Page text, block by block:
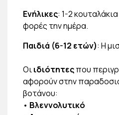
Ενήλικες: 1-2
φορές την ημέρα.
Παιδιά (6-12 ετών): Η
Οιιδιότητεςπου
αφορούν στην
βοτάνου:
• Βλεννολυτικό